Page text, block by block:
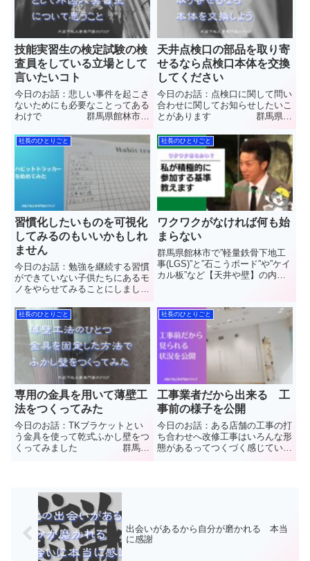
技能実習生の検定試験の検
査員をしている立場として
言いたいコト
今日のお話：悲しい事件を起こさ
ないためにも必要なことってある
わけで 群馬県館林市
こうボード”や”ケイカル板”など
【天井や壁】の内装工事を施工し
ています(株)中島内装の中島と申
します普段見ることの...
天井点検口の部品を取り寄
せるなら点検口本体を交換
してください
今日のお話：点検口に関して問い
合わせに関してお知らせしたいこ
とがあります 群馬県館
(LGS)”と”石こうボード”や”ケイカ
ル板”など【天井や壁】の内装工
事を施工しています(株)中島内装
の中島と申します普段見る...
社長のひとりごと
習慣化したいものを可視化
してみるのもいいかもしれ
ません
今日のお話：勉強を継続する習慣
ができていない子供たちにあるモ
ノをやらせてみることにしました
半々です 群馬県館林市
で”軽量鉄骨下地工事(LGS)”と”石
こうボード”や”ケイカル板”など
【天井や壁】の内装工事...
社長のひとりごと
ワクワクがなければ何も始
まらない
群馬県館林市で”軽量鉄骨下地工
事(LGS)”と”石こうボード”や”ケイ
カル板”など【天井や壁】の内装
のできない天井や壁のウラ側や建
設業界のことなど工事をしている
者の視点で情報を発...
社長のひとりごと
専用の金具を用いて薄壁工
法をつくってみた
今日のお話：TKブラケットとい
う金具を使って乾式ふかし壁をつ
くってみました 群馬県
事を施工しています(株)中島内装
の中島と申します普段見...
社長のひとりごと
工事業者だから出来る 工
事前の様子を公開
今日のお話：ある店舗の工事の打
ち合わせへ改修工事はいろんな形
態があるってつくづく感じている
出会いがあるから自分が磨かれる 本当
に感謝